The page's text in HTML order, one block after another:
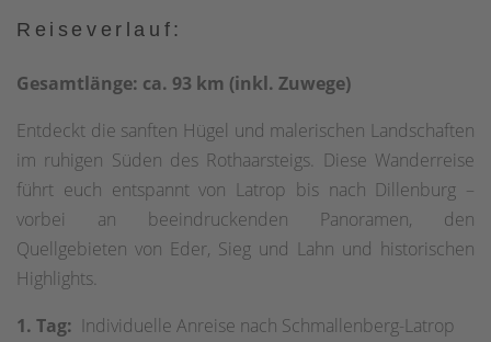
Reiseverlauf:
Gesamtlänge: ca. 93 km (inkl. Zuwege)
Entdeckt die sanften Hügel und malerischen Landschaften
im ruhigen Süden des Rothaarsteigs. Diese Wanderreise
führt euch entspannt von Latrop bis nach Dillenburg –
vorbei an beeindruckenden Panoramen, den
Quellgebieten von Eder, Sieg und Lahn und historischen
Highlights.
1. Tag:
Individuelle Anreise nach Schmallenberg-Latrop